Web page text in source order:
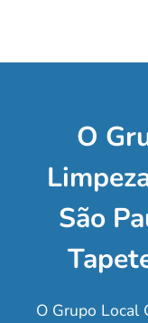
O
São
O Grupo Local